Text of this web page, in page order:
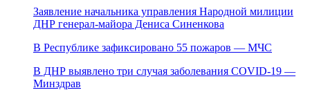
Заявление начальника управления Народной милиции
ДНР генерал-майора Дениса Синенкова
В Республике зафиксировано 55 пожаров — МЧС
В ДНР выявлено три случая заболевания COVID-19 —
Минздрав